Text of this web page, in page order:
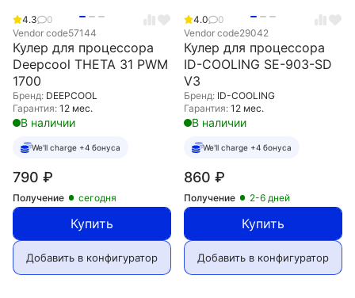
4.3
0
Vendor code57144
Кулер для процессора
Deepcool THETA 31 PWM
1700
Бренд: DEEPCOOL
Гарантия: 12 мес.
В наличии
We'll charge +4 бонуса
790 ₽
Получение сегодня
Купить
Добавить в конфигуратор
4.0
0
Vendor code29042
Кулер для процессора
ID-COOLING SE-903-SD
V3
Бренд: ID-COOLING
Гарантия: 12 мес.
В наличии
We'll charge +4 бонуса
860 ₽
Получение 2-6 дней
Купить
Добавить в конфигуратор